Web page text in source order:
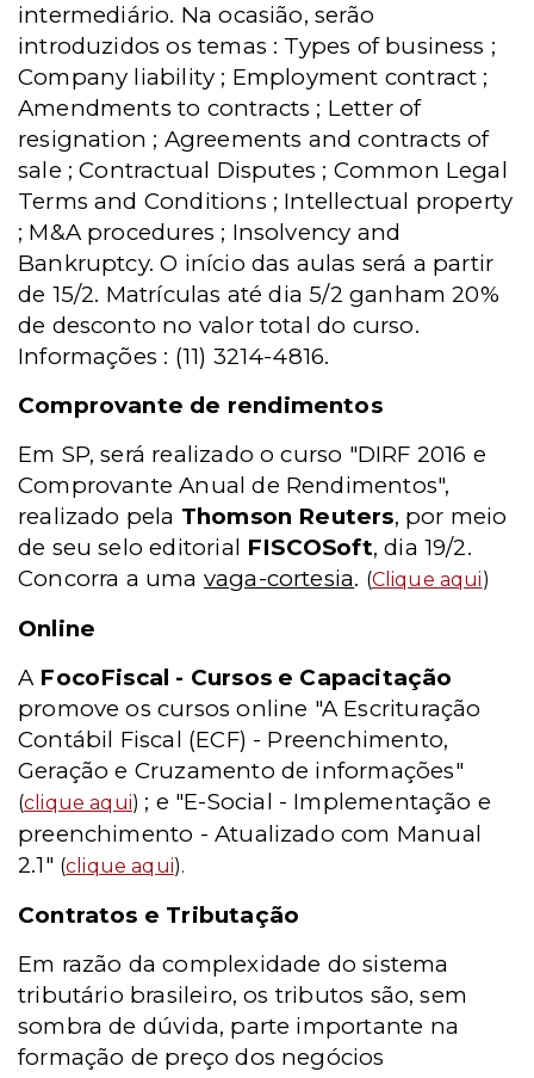
intermediário. Na ocasião, serão
introduzidos os temas : Types of business ;
Company liability ; Employment contract ;
Amendments to contracts ; Letter of
resignation ; Agreements and contracts of
sale ; Contractual Disputes ; Common Legal
Terms and Conditions ; Intellectual property
; M&A procedures ; Insolvency and
Bankruptcy. O início das aulas será a partir
de 15/2. Matrículas até dia 5/2 ganham 20%
de desconto no valor total do curso.
Informações : (11) 3214-4816.
Comprovante de rendimentos
Em SP, será realizado o curso "DIRF 2016 e
Comprovante Anual de Rendimentos",
realizado pela Thomson Reuters, por meio
de seu selo editorial FISCOSoft, dia 19/2.
Concorra a uma vaga-cortesia. (Clique aqui)
Online
A FocoFiscal - Cursos e Capacitação
promove os cursos online "A Escrituração
Contábil Fiscal (ECF) - Preenchimento,
Geração e Cruzamento de informações"
(clique aqui) ; e "E-Social - Implementação e
preenchimento - Atualizado com Manual
2.1" (clique aqui).
Contratos e Tributação
Em razão da complexidade do sistema
tributário brasileiro, os tributos são, sem
sombra de dúvida, parte importante na
formação de preço dos negócios